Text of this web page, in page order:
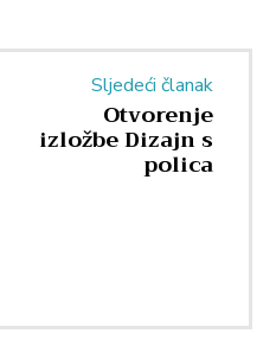
Sljedeći članak
Otvorenje
izložbe Dizajn s
polica